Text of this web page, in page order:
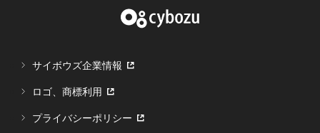
サイボウズ企業情報
ロゴ、商標利用
プライバシーポリシー